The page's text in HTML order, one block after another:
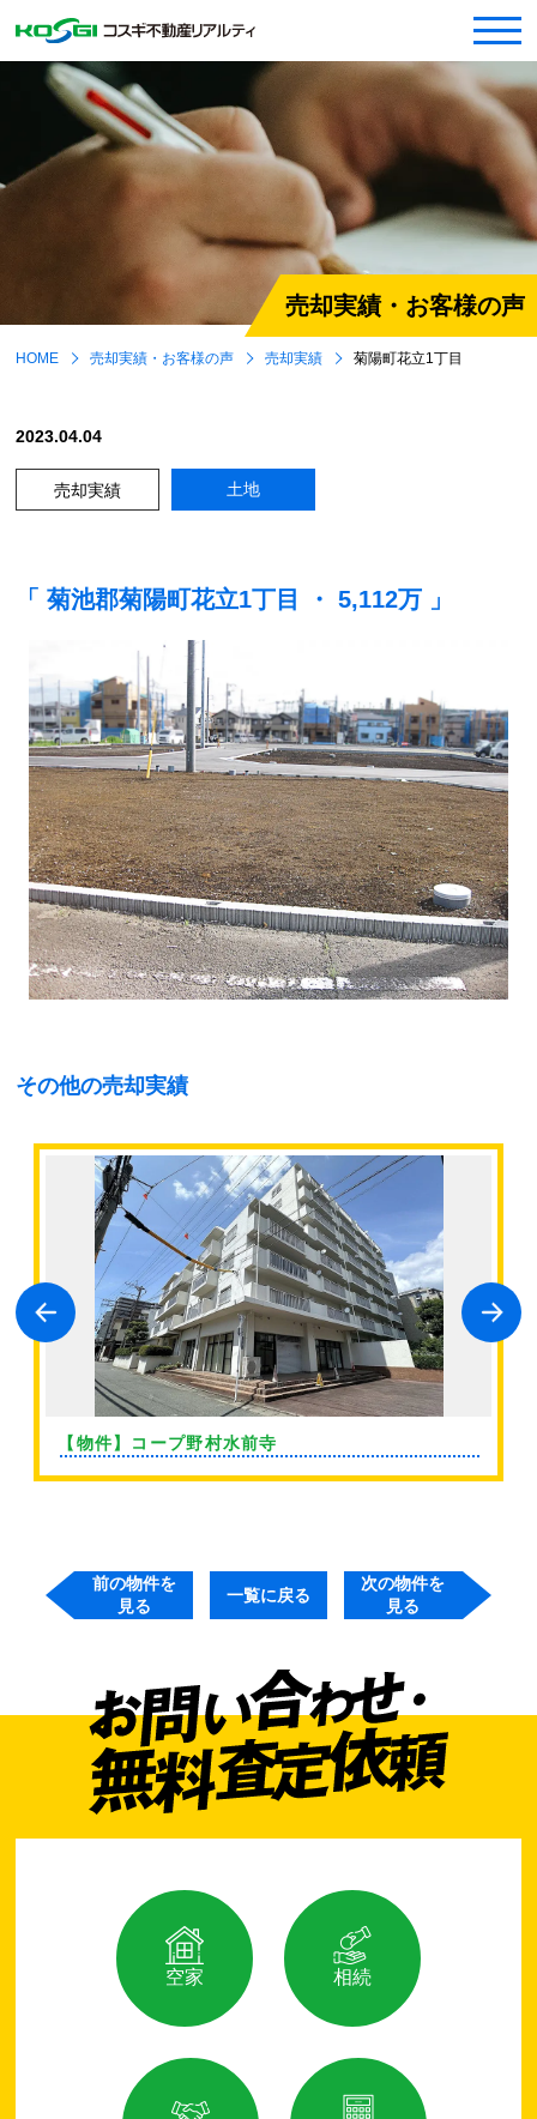
売却実績・お客様の声
HOME 売却実績・お客様の声 売却実績 菊陽町花立1丁目
2023.04.04
売却実績 土地
「 菊池郡菊陽町花立1丁目 ・ 5,112万 」
その他の売却実績
【物件】コープ野村水前寺
前の物件を
見る
一覧に戻る
次の物件を
見る
空家 相続